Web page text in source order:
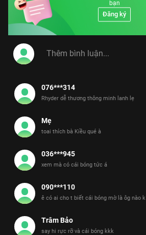
bạn
Đăng ký
076***314
Rhyder dễ thương thông minh lanh lẹ
Mẹ
toai thích bà Kiều qué à
036***945
xem mà có cái bóng tức á
090***110
ê có ai cho t biết cái bóng mờ là ôg nào k
Trâm Bảo
say hi rực rỡ và cái bóng kkk